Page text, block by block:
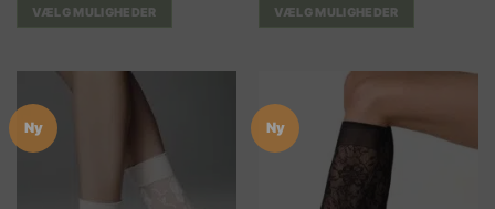
VÆLG MULIGHEDER
Mulighederne
kan
varesiden
VÆLG MULIGHEDER
Mulighederne
kan
varesiden
Ny Ny